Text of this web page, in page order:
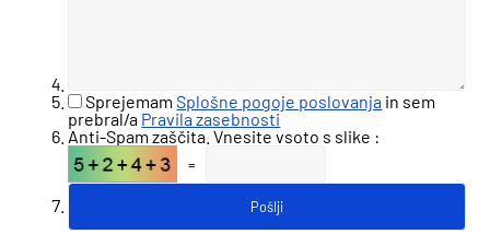
SprejemamSplošne pogoje poslovanja in sem
prebral/a Pravila zasebnosti
Anti-Spam zaščita. Vnesite vsoto s slike :
=